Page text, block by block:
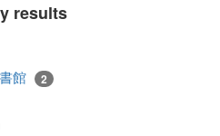
results
館 2